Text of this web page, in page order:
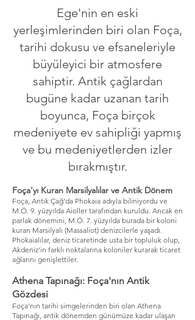
Ege'nin en eski
yerleşimlerinden biri olan Foça,
tarihi dokusu ve efsaneleriyle
büyüleyici bir atmosfere
sahiptir. Antik çağlardan
bugüne kadar uzanan tarih
boyunca, Foça birçok
medeniyete ev sahipliği yapmış
ve bu medeniyetlerden izler
bırakmıştır.
Foça'yı Kuran Marsilyalılar ve Antik Dönem
Foça, Antik Çağ'da Phokaia adıyla biliniyordu ve
M.Ö. 9. yüzyılda Aioller tarafından kuruldu. Ancak en
parlak dönemini, M.Ö. 7. yüzyılda burada bir koloni
kuran Marsilyalı (Massaliot) denizcilerle yaşadı.
Phokaialılar, deniz ticaretinde usta bir topluluk olup,
Akdeniz'in farklı noktalarına koloniler kurarak ticaret
ağlarını genişlettiler.
Athena Tapınağı: Foça'nın Antik
Gözdesi
Foça'nın tarihi simgelerinden biri olan Athena
Tapınağı, antik dönemden günümüze kadar ulaşan